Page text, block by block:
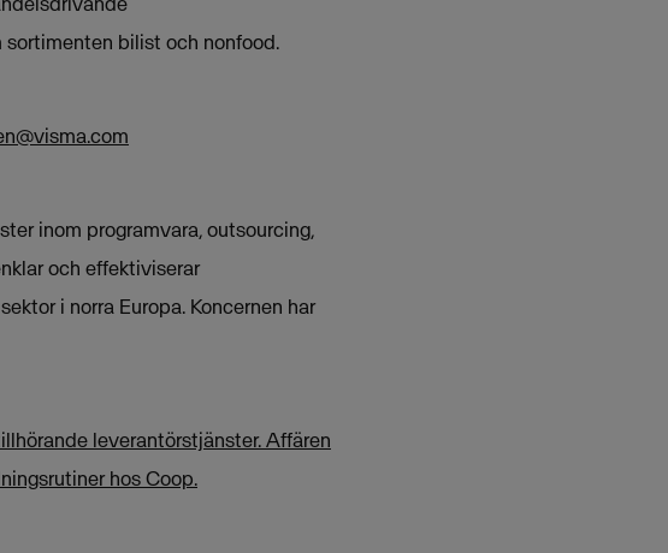
sortimenten bilist och nonfood.
inom programvara, outsourcing,
och effektiviserar
i norra Europa. Koncernen har
leverantörstjänster. Affären
hos Coop.